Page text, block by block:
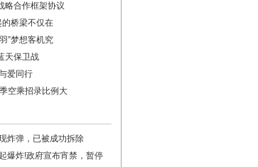
略合作框架协议
的桥梁不仅在
”梦想客机究
天保卫战
爱同行
空乘招录比例大
炸弹，已被成功拆除
爆炸!政府宣布宵禁，暂停